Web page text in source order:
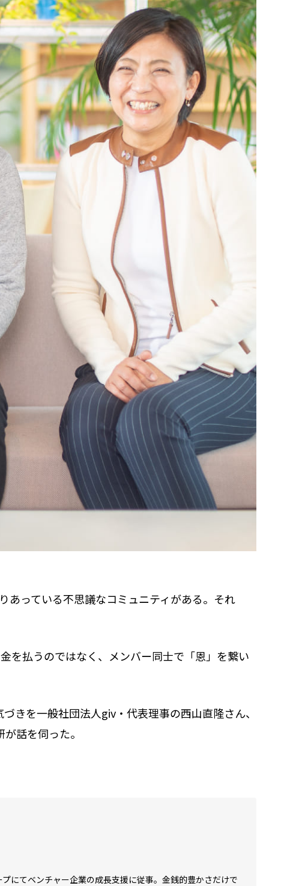
あっている不思議なコミュニティがある。それ
を払うのではなく、メンバー同士で「恩」を繋い
きを一般社団法人giv・代表理事の西山直隆さん、
話を伺った。
にてベンチャー企業の成長支援に従事。金銭的豊かさだけで